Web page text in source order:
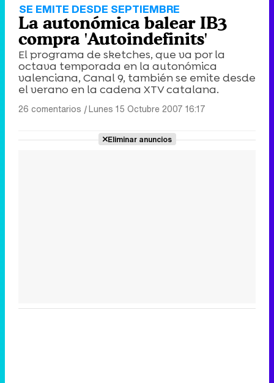
SE EMITE DESDE SEPTIEMBRE
La autonómica balear IB3
compra 'Autoindefinits'
El programa de sketches, que va por la
octava temporada en la autonómica
valenciana, Canal 9, también se emite desde
el verano en la cadena XTV catalana.
26 comentarios |Lunes 15 Octubre 2007 16:17
Eliminar anuncios